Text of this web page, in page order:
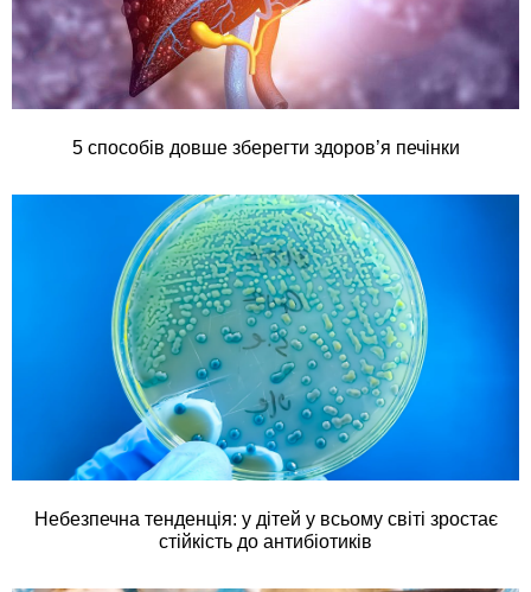
5 способів довше зберегти здоров’я печінки
Небезпечна тенденція: у дітей у всьому світі зростає
стійкість до антибіотиків